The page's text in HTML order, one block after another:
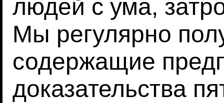
людей с ума,
Мы регулярно
содержащие
доказательства